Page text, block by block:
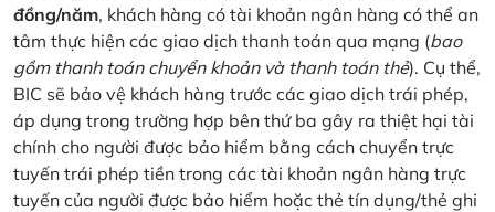
đồng/năm, khách hàng có tài khoản ngân hàng có thể an
tâm thực hiện các giao dịch thanh toán qua mạng (bao
gồm thanh toán chuyển khoản và thanh toán thẻ). Cụ thể,
BIC sẽ bảo vệ khách hàng trước các giao dịch trái phép,
áp dụng trong trường hợp bên thứ ba gây ra thiệt hại tài
chính cho người được bảo hiểm bằng cách chuyển trực
tuyến trái phép tiền trong các tài khoản ngân hàng trực
tuyến của người được bảo hiểm hoặc thẻ tín dụng/thẻ ghi